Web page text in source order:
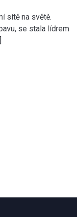
sítě na světě.
se stala lídrem